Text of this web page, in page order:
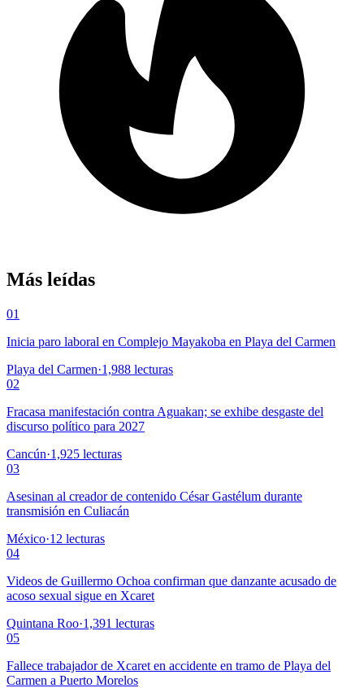
Más leídas
01
Inicia paro laboral en Complejo Mayakoba en Playa del Carmen
Playa del Carmen·1,988 lecturas
02
Fracasa manifestación contra Aguakan; se exhibe desgaste del
discurso político para 2027
Cancún·1,925 lecturas
03
Asesinan al creador de contenido César Gastélum durante
transmisión en Culiacán
México·12 lecturas
04
Videos de Guillermo Ochoa confirman que danzante acusado de
acoso sexual sigue en Xcaret
Quintana Roo·1,391 lecturas
05
Fallece trabajador de Xcaret en accidente en tramo de Playa del
Carmen a Puerto Morelos